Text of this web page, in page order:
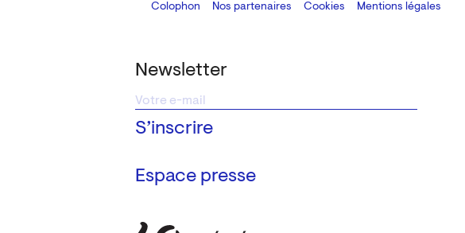
Newsletter
Espace presse
Colophon
Design:Marcel Kaczmarek, code:8080.studio
Nos partenaires Cookies Mentions légales